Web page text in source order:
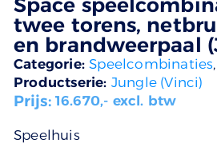
Space
twee torens,
en brandweerpaal
Categorie:Speelcombinaties,
Productserie: Jungle (Vinci)
Prijs:16.670,- excl. btw
Speelhuis